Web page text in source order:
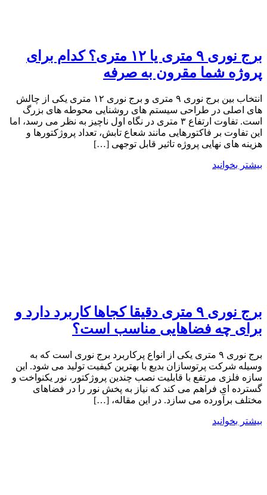
برج نوری ۹ متری یا ۱۲ متری؟ کدام برای
پروژه شما مقرون به صرفه
انتخاب بین برج نوری ۹ متری و برج نوری ۱۲ متری یکی از چالش‌
های اصلی در طراحی سیستم ‌های روشنایی محوطه ‌های بزرگ
است. تفاوت ارتفاع ۳ متری در نگاه اول ناچیز به نظر می ‌رسد، اما
این تفاوت بر فاکتورهایی مانند شعاع تابش، تعداد پروژکتورها و
هزینه‌ های نهایی پروژه تاثیر قابل توجهی […]
بیشتر بخوانید
برج نوری ۹ متری دقیقا کجاها کاربرد دارد و
برای چه فضاهایی مناسب است؟
برج نوری ۹ متری یکی از انواع پرکاربرد برج نوری است که به
وسیله شرکت پرتوسازان بدیع با بهترین کیفیت تولید می شود. این
سازه‌ فلزی مرتفع با قابلیت نصب چندین پروژکتور، نور یکنواخت و
گسترده‌ ای فراهم می‌ کند که نیاز به پخش نور را در فضاهای
مختلف برآورده می ‌سازد. در این مقاله، […]
بیشتر بخوانید